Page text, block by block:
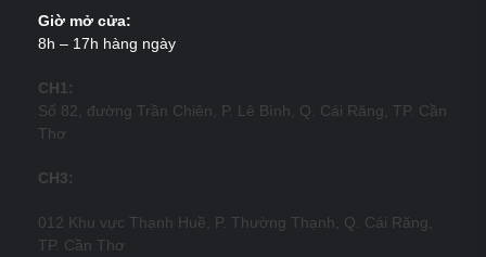
Giờ mở cửa:
8h – 17h hàng ngày
CH1:
Số 82, đường Trần Chiên, P. Lê Bình, Q. Cái Răng, TP. Cần
Thơ
CH3:
012 Khu vực Thạnh Huề, P. Thường Thạnh, Q. Cái Răng,
TP. Cần Thơ